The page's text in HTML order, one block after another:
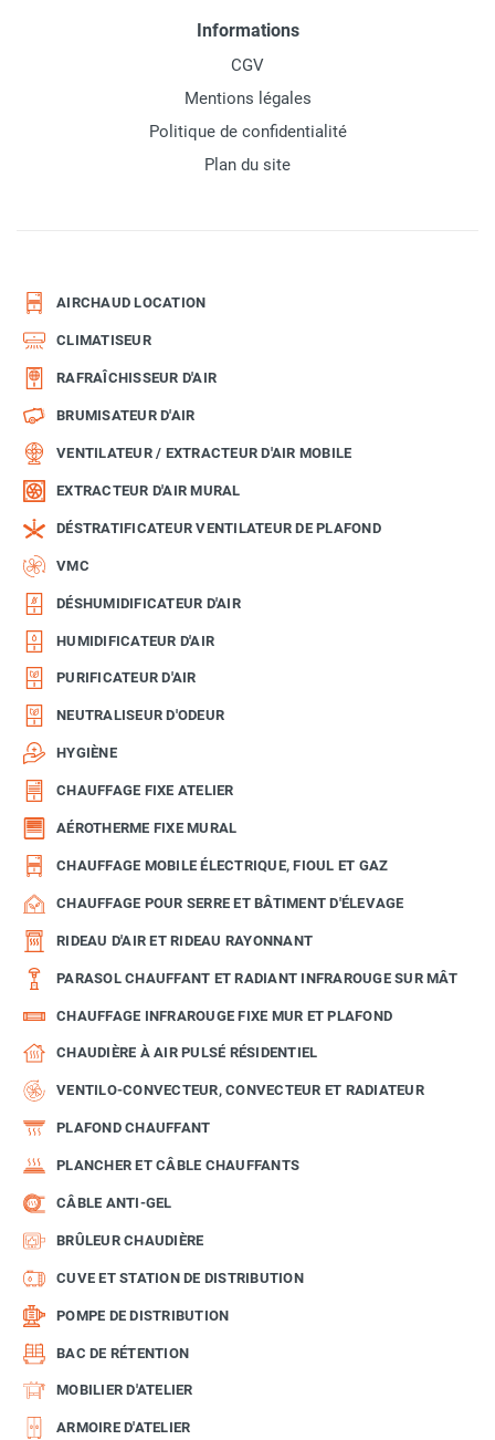
Informations
CGV
Mentions légales
Politique de confidentialité
Plan du site
AIRCHAUD LOCATION
CLIMATISEUR
RAFRAÎCHISSEUR D'AIR
BRUMISATEUR D'AIR
VENTILATEUR / EXTRACTEUR D'AIR MOBILE
EXTRACTEUR D'AIR MURAL
DÉSTRATIFICATEUR VENTILATEUR DE PLAFOND
VMC
DÉSHUMIDIFICATEUR D'AIR
HUMIDIFICATEUR D'AIR
PURIFICATEUR D'AIR
NEUTRALISEUR D'ODEUR
HYGIÈNE
CHAUFFAGE FIXE ATELIER
AÉROTHERME FIXE MURAL
CHAUFFAGE MOBILE ÉLECTRIQUE, FIOUL ET GAZ
CHAUFFAGE POUR SERRE ET BÂTIMENT D'ÉLEVAGE
RIDEAU D'AIR ET RIDEAU RAYONNANT
PARASOL CHAUFFANT ET RADIANT INFRAROUGE SUR MÂT
CHAUFFAGE INFRAROUGE FIXE MUR ET PLAFOND
CHAUDIÈRE À AIR PULSÉ RÉSIDENTIEL
VENTILO-CONVECTEUR, CONVECTEUR ET RADIATEUR
PLAFOND CHAUFFANT
PLANCHER ET CÂBLE CHAUFFANTS
CÂBLE ANTI-GEL
BRÛLEUR CHAUDIÈRE
CUVE ET STATION DE DISTRIBUTION
POMPE DE DISTRIBUTION
BAC DE RÉTENTION
MOBILIER D'ATELIER
ARMOIRE D'ATELIER